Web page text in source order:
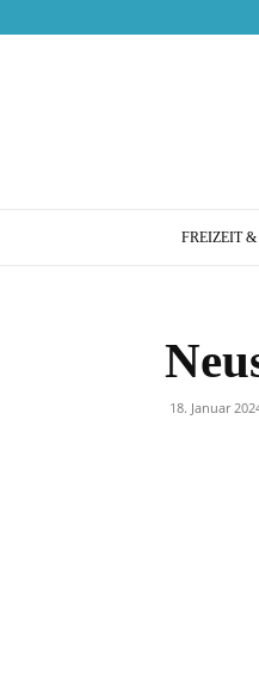
FREIZEIT
18. Januar